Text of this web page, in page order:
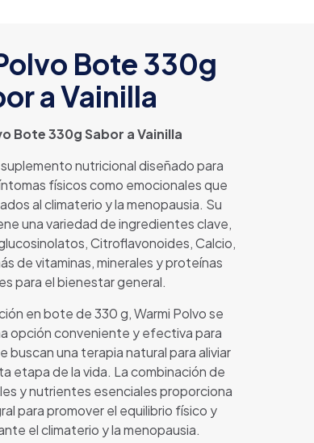
Bote 330g
a Vainilla
Bote 330g Sabor a Vainilla
nutricional diseñado para
físicos como emocionales que
al climaterio y la menopausia. Su
una variedad de ingredientes clave,
Citroflavonoides, Calcio,
de vitaminas, minerales y proteínas
para el bienestar general.
en bote de 330 g, Warmi Polvo se
opción conveniente y efectiva para
buscan una terapia natural para aliviar
etapa de la vida. La combinación de
y nutrientes esenciales proporciona
para promover el equilibrio físico y
el climaterio y la menopausia.